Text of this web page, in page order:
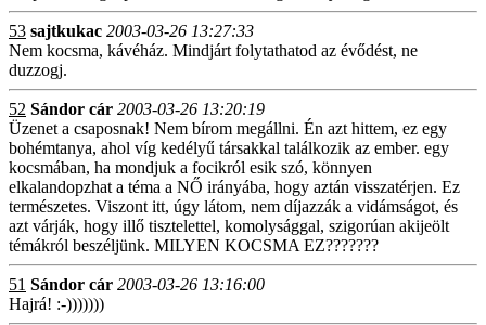
53 sajtkukac 2003-03-26 13:27:33
Nem kocsma, kávéház. Mindjárt folytathatod az évődést, ne
duzzogj.
52 Sándor cár 2003-03-26 13:20:19
Üzenet a csaposnak! Nem bírom megállni. Én azt hittem, ez egy
bohémtanya, ahol víg kedélyű társakkal találkozik az ember. egy
kocsmában, ha mondjuk a focikról esik szó, könnyen
elkalandopzhat a téma a NŐ irányába, hogy aztán visszatérjen. Ez
természetes. Viszont itt, úgy látom, nem díjazzák a vidámságot, és
azt várják, hogy illő tisztelettel, komolysággal, szigorúan akijeölt
témákról beszéljünk. MILYEN KOCSMA EZ???????
51 Sándor cár 2003-03-26 13:16:00
Hajrá! :-)))))))